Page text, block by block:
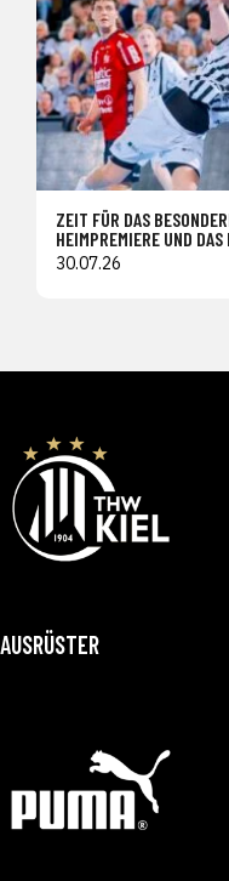
ZEIT FÜR DAS
HEIMPREMIERE UND
30.07.26
AUSRÜSTER